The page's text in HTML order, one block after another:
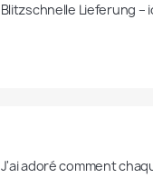
Blitzschnelle Lieferung –
J'ai adoré comment